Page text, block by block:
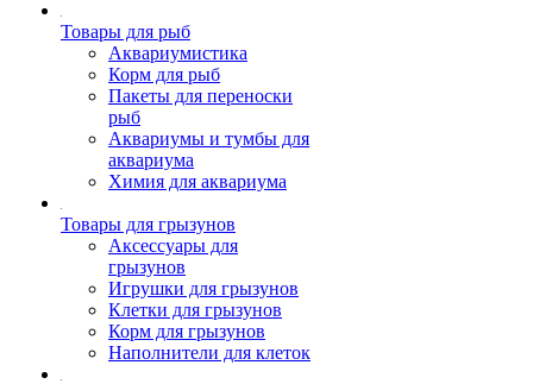
Товары для рыб
Аквариумистика
Корм для рыб
Пакеты для переноски
рыб
Аквариумы и тумбы для
аквариума
Химия для аквариума
Товары для грызунов
Аксессуары для
грызунов
Игрушки для грызунов
Клетки для грызунов
Корм для грызунов
Наполнители для клеток